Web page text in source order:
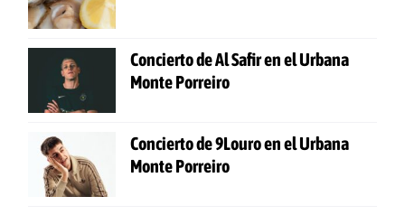
Concierto de Al Safir en el Urbana
Monte Porreiro
Concierto de 9Louro en el Urbana
Monte Porreiro